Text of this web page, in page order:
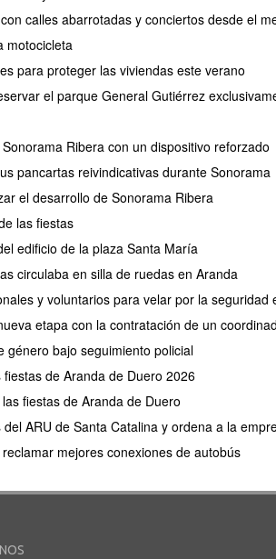
calles abarrotadas y conciertos desde el
motocicleta
para proteger las viviendas este verano
el parque General Gutiérrez
Ribera con un dispositivo reforzado
pancartas reivindicativas durante Sonorama
el desarrollo de Sonorama Ribera
las fiestas
edificio de la plaza Santa María
circulaba en silla de ruedas en Aranda
y voluntarios para velar por la seguridad
etapa con la contratación de un
género bajo seguimiento policial
de Aranda de Duero 2026
fiestas de Aranda de Duero
ARU de Santa Catalina y ordena a la
mejores conexiones de autobús